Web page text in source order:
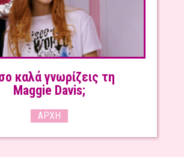
καλά γνωρίζεις τη
Maggie Davis;
ΑΡΧΉ